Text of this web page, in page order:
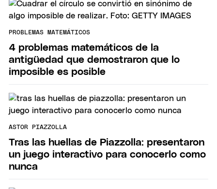
PROBLEMAS MATEMÁTICOS
4 problemas matemáticos de la
antigüedad que demostraron que lo
imposible es posible
ASTOR PIAZZOLLA
Tras las huellas de Piazzolla: presentaron
un juego interactivo para conocerlo como
nunca